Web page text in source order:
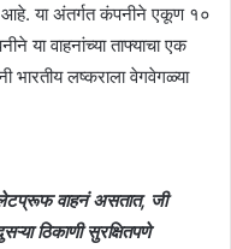
या अंतर्गत कंपनीने एकूण १०
या वाहनांच्या ताफ्याचा एक
लष्कराला वेगवेगळ्या
वाहनं असतात, जी
ठिकाणी सुरक्षितपणे